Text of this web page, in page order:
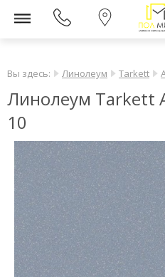
Вы здесь: Линолеум Tarkett
Линолеум Tarkett
10